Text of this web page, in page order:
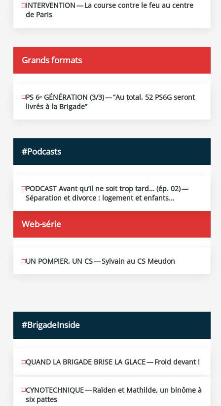
JUIN
12
INTERVENTION — La course contre le feu au centre
de Paris
Grands formats
JUIN
19
2026
PS 6ᵉ GÉNÉRATION (3/​3) — “Au total, 52 PS6G seront
livrés à la Brigade”
#Podcasts
MAI
13
2026
PODCAST Avant qu’il ne soit trop tard… (ép. 02) —
Séparation et divorce : logement et enfants…
Web-série
MAI
10
UN POMPIER, UN CS — Sylvain au CS Meudon
#BrigadeInside
QUAND LA BRIGADE BRISE LA GLACE — Froid devant !
CYNOTECHNIQUE — Raïden et Mathilde, un binôme à
six pattes